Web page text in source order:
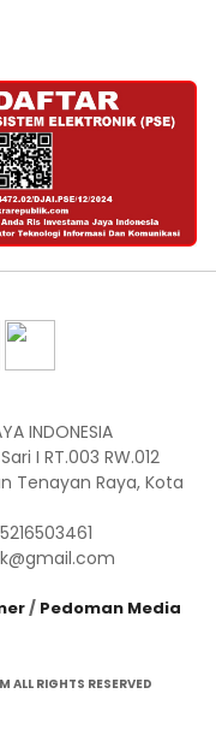
INDONESIA
I RT.003 RW.012
Tenayan Raya, Kota
/ Pedoman Media
RIGHTS RESERVED